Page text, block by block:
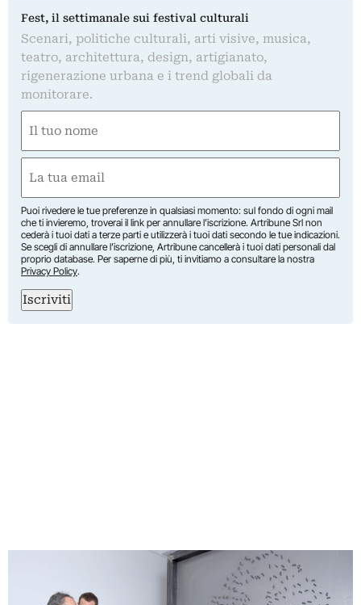
Fest, il settimanale sui festival culturali
Scenari, politiche culturali, arti visive, musica,
teatro, architettura, design, artigianato,
rigenerazione urbana e i trend globali da
monitorare.
(Required)
First
(Required)
Puoi rivedere le tue preferenze in qualsiasi momento: sul fondo di ogni mail
che ti invieremo, troverai il link per annullare l’iscrizione. Artribune Srl non
cederà i tuoi dati a terze parti e utilizzerà i tuoi dati secondo le tue indicazioni.
Se scegli di annullare l’iscrizione, Artribune cancellerà i tuoi dati personali dal
proprio database. Per saperne di più, ti invitiamo a consultare la nostra
Privacy Policy.
Iscriviti